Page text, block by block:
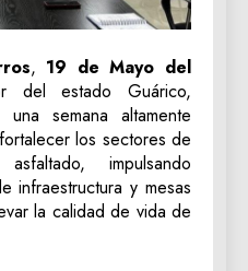
, 19 de Mayo del
del estado Guárico,
semana altamente
los sectores de
impulsando
infraestructura y mesas
la calidad de vida de